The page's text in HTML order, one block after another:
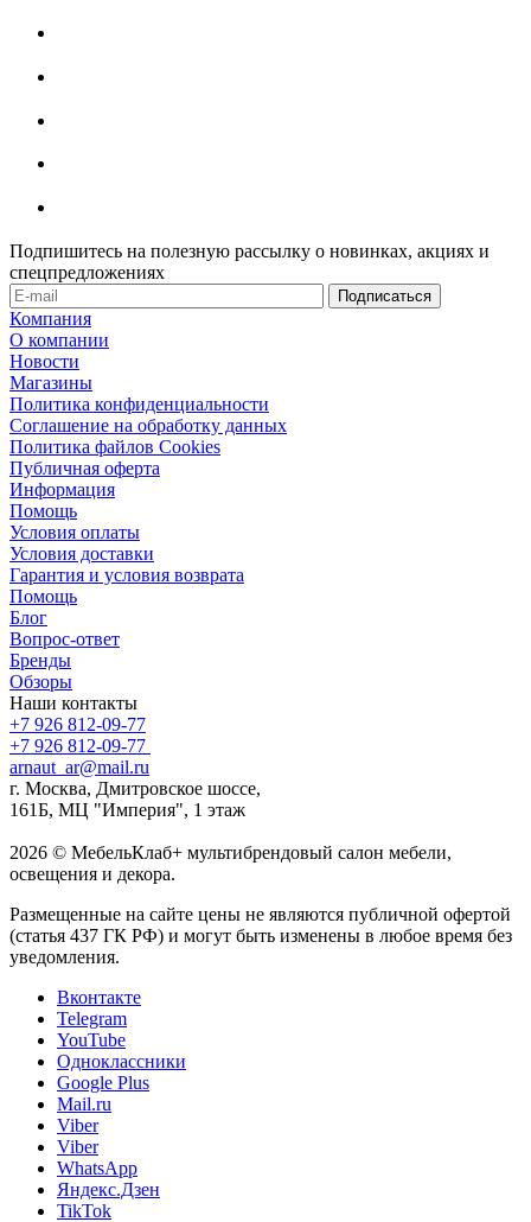
Подпишитесь на полезную рассылку о новинках, акциях и
спецпредложениях
Компания
О компании
Новости
Магазины
Политика конфиденциальности
Соглашение на обработку данных
Политика файлов Cookies
Публичная оферта
Информация
Помощь
Условия оплаты
Условия доставки
Гарантия и условия возврата
Помощь
Блог
Вопрос-ответ
Бренды
Обзоры
Наши контакты
+7 926 812-09-77
+7 926 812-09-77
arnaut_ar@mail.ru
г. Москва, Дмитровское шоссе,
161Б, МЦ "Империя", 1 этаж
2026 © МебельКлаб+ мультибрендовый салон мебели,
освещения и декора.
Размещенные на сайте цены не являются публичной офертой
(статья 437 ГК РФ) и могут быть изменены в любое время без
уведомления.
Вконтакте
Telegram
YouTube
Одноклассники
Google Plus
Mail.ru
Viber
Viber
WhatsApp
Яндекс.Дзен
TikTok